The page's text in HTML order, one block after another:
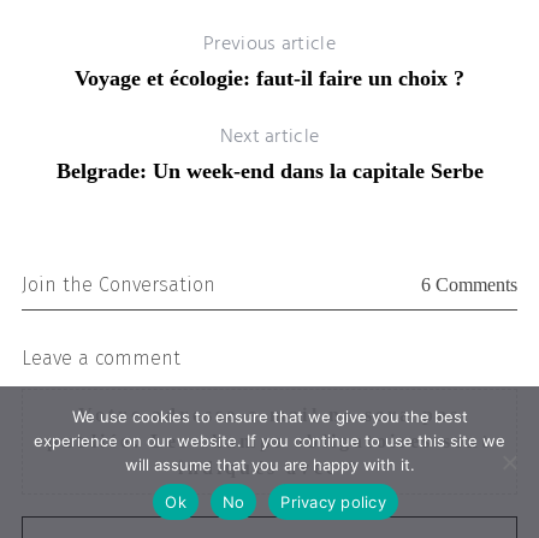
Previous article
Voyage et écologie: faut-il faire un choix ?
Next article
Belgrade: Un week-end dans la capitale Serbe
Join the Conversation 6 Comments
Leave a comment
Votre adresse e-mail ne sera pas
publiée. Les champs obligatoires sont
indiqués avec*
We use cookies to ensure that we give you the best
experience on our website. If you continue to use this site we
will assume that you are happy with it.
Ok
No Privacy policy